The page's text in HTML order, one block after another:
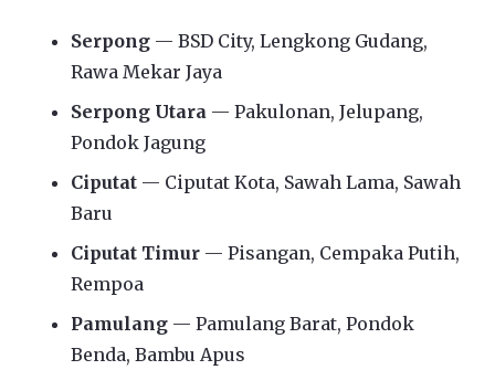
Serpong — BSD City, Lengkong Gudang,
Rawa Mekar Jaya
Serpong Utara — Pakulonan, Jelupang,
Pondok Jagung
Ciputat — Ciputat Kota, Sawah Lama, Sawah
Baru
Ciputat Timur — Pisangan, Cempaka Putih,
Rempoa
Pamulang — Pamulang Barat, Pondok
Benda, Bambu Apus